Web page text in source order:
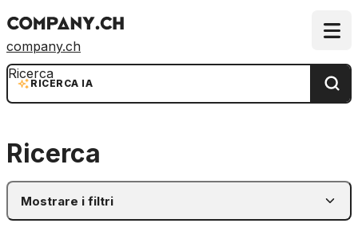
company.ch
RICERCA IA
Ricerca
Ricerca
Mostrare i filtri